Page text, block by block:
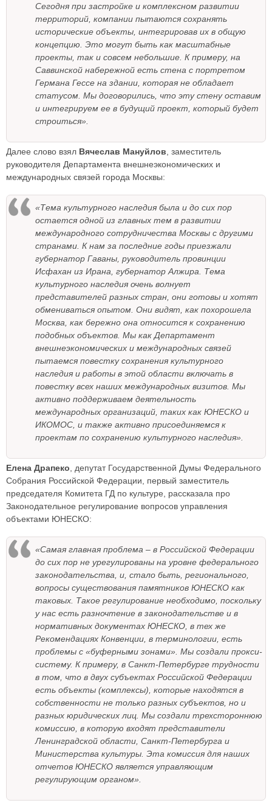
Сегодня при застройке и комплексном развитии
территорий, компании пытаются сохранять
исторические объекты, интегрировав их в общую
концепцию. Это могут быть как масштабные
проекты, так и совсем небольшие. К примеру, на
Саввинской набережной есть стена с портретом
Германа Гессе на здании, которая не обладает
статусом. Мы договорились, что эту стену оставим
и интегрируем ее в будущий проект, который будет
строиться».
Далее слово взял Вячеслав Мануйлов , заместитель
руководителя Департамента внешнеэкономических и
международных связей города Москвы:
«Тема культурного наследия была и до сих пор
остается одной из главных тем в развитии
международного сотрудничества Москвы с другими
странами. К нам за последние годы приезжали
губернатор Гаваны, руководитель провинции
Исфахан из Ирана, губернатор Алжира. Тема
культурного наследия очень волнует
представителей разных стран, они готовы и хотят
обмениваться опытом. Они видят, как похорошела
Москва, как бережно она относится к сохранению
подобных объектов. Мы как Департамент
внешнеэкономических и международных связей
пытаемся повестку сохранения культурного
наследия и работы в этой области включать в
повестку всех наших международных визитов. Мы
активно поддерживаем деятельность
международных организаций, таких как ЮНЕСКО и
ИКОМОС, и также активно присоединяемся к
проектам по сохранению культурного наследия».
Елена Драпеко , депутат Государственной Думы Федерального
Собрания Российской Федерации, первый заместитель
председателя Комитета ГД по культуре, рассказала про
Законодательное регулирование вопросов управления
объектами ЮНЕСКО:
«Самая главная проблема – в Российской Федерации
до сих пор не урегулированы на уровне федерального
законодательства, и, стало быть, регионального,
вопросы существования памятников ЮНЕСКО как
таковых. Такое регулирование необходимо, поскольку
у нас есть разночтение в законодательстве и в
нормативных документах ЮНЕСКО, в тех же
Рекомендациях Конвенции, в терминологии, есть
проблемы с «буферными зонами». Мы создали прокси-
систему. К примеру, в Санкт-Петербурге трудности
в том, что в двух субъектах Российской Федерации
есть объекты (комплексы), которые находятся в
собственности не только разных субъектов, но и
разных юридических лиц. Мы создали трехстороннюю
комиссию, в которую входят представители
Ленинградской области, Санкт-Петербурга и
Министерства культуры. Эта комиссия для наших
отчетов ЮНЕСКО является управляющим
регулирующим органом».